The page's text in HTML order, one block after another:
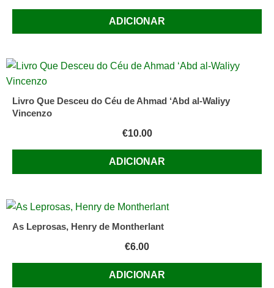
ADICIONAR
Livro Que Desceu do Céu de Ahmad ‘Abd al-Waliyy
Vincenzo
€10.00
ADICIONAR
As Leprosas, Henry de Montherlant
€6.00
ADICIONAR